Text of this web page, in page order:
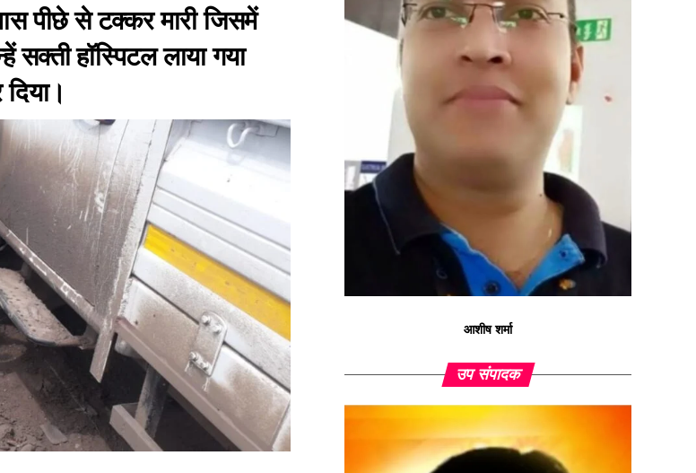
पीछे से टक्कर मारी जिसमें
सक्ती हॉस्पिटल लाया गया
आशीष शर्मा
उप संपादक